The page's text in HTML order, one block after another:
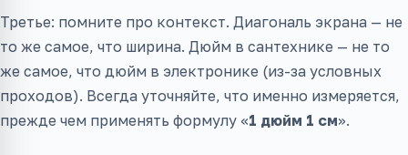
Третье: помните про контекст. Диагональ экрана — не
то же самое, что ширина. Дюйм в сантехнике — не то
же самое, что дюйм в электронике (из-за условных
проходов). Всегда уточняйте, что именно измеряется,
прежде чем применять формулу «1 дюйм 1 см».